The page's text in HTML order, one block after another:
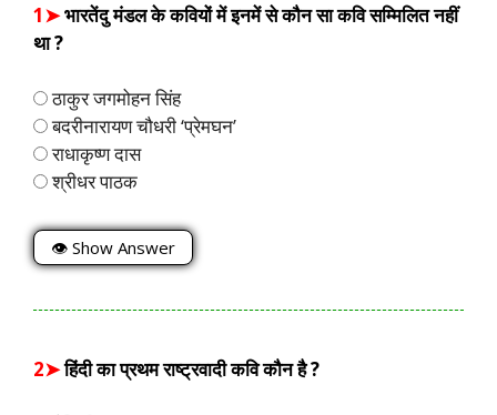
1➤भारतेंदु मंडल के कवियों में इनमें से कौन सा कवि सम्मिलित नहीं
था ?
ठाकुर जगमोहन सिंह
बदरीनारायण चौधरी ‘प्रेमघन’
राधाकृष्ण दास
श्रीधर पाठक
👁 Show Answer
2➤हिंदी का प्रथम राष्ट्रवादी कवि कौन है ?